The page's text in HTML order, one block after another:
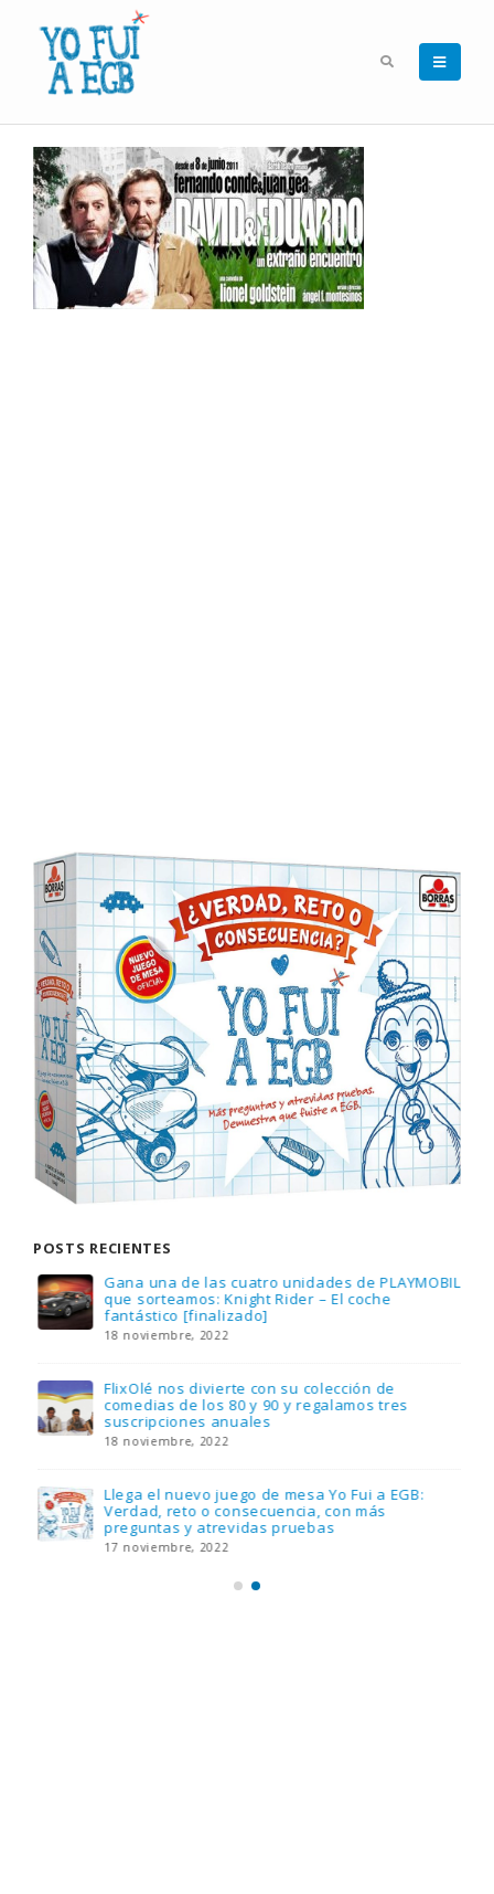
POSTS RECIENTES
Gana una de las cuatro unidades de PLAYMOBIL
que sorteamos: Knight Rider – El coche
fantástico [finalizado]
18 noviembre, 2022
FlixOlé nos divierte con su colección de
comedias de los 80 y 90 y regalamos tres
suscripciones anuales
18 noviembre, 2022
Llega el nuevo juego de mesa Yo Fui a EGB:
Verdad, reto o consecuencia, con más
preguntas y atrevidas pruebas
17 noviembre, 2022